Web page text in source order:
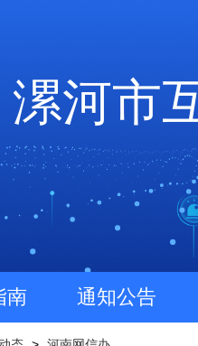
漯河市
南 通知公告